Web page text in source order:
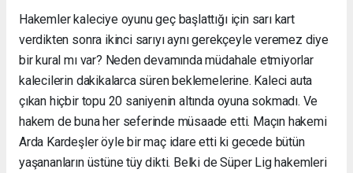
Hakemler kaleciye oyunu geç başlattığı için sarı kart
verdikten sonra ikinci sarıyı aynı gerekçeyle veremez diye
bir kural mı var? Neden devamında müdahale etmiyorlar
kalecilerin dakikalarca süren beklemelerine. Kaleci auta
çıkan hiçbir topu 20 saniyenin altında oyuna sokmadı. Ve
hakem de buna her seferinde müsaade etti. Maçın hakemi
Arda Kardeşler öyle bir maç idare etti ki gecede bütün
yaşananların üstüne tüy dikti. Belki de Süper Lig hakemleri